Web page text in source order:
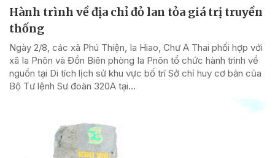
Hành trình về địa chỉ đỏ lan tỏa giá trị truyền
thống
Ngày 2/8, các xã Phú Thiện, Ia Hiao, Chư A Thai phối hợp với
xã Ia Pnôn và Đồn Biên phòng Ia Pnôn tổ chức hành trình về
nguồn tại Di tích lịch sử khu vực bố trí Sở chỉ huy cơ bản của
Bộ Tư lệnh Sư đoàn 320A tại...